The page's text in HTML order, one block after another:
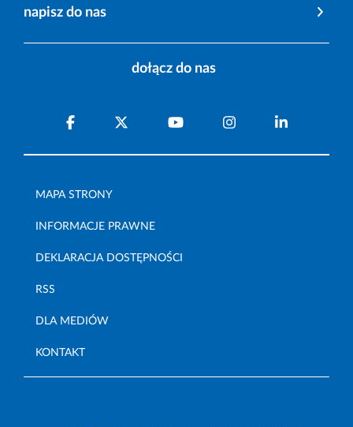
napisz do nas
dołącz do nas
MAPA STRONY
INFORMACJE PRAWNE
DEKLARACJA DOSTĘPNOŚCI
RSS
DLA MEDIÓW
KONTAKT